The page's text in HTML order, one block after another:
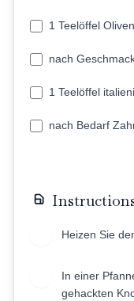
1 Teelöffel
nach
1 Teelöffel
nach Bedarf
Heizen Sie
In einer
gehackten